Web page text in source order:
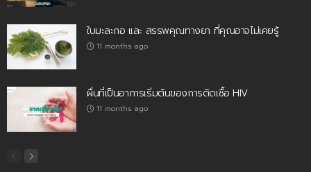
ใบมะละกอ และ สรรพคุณทางยา ที่คุณอาจไม่เคยรู้
11 months ago
ผื่นที่เป็นอาการเริ่มต้นของการติดเชื้อ HIV
11 months ago